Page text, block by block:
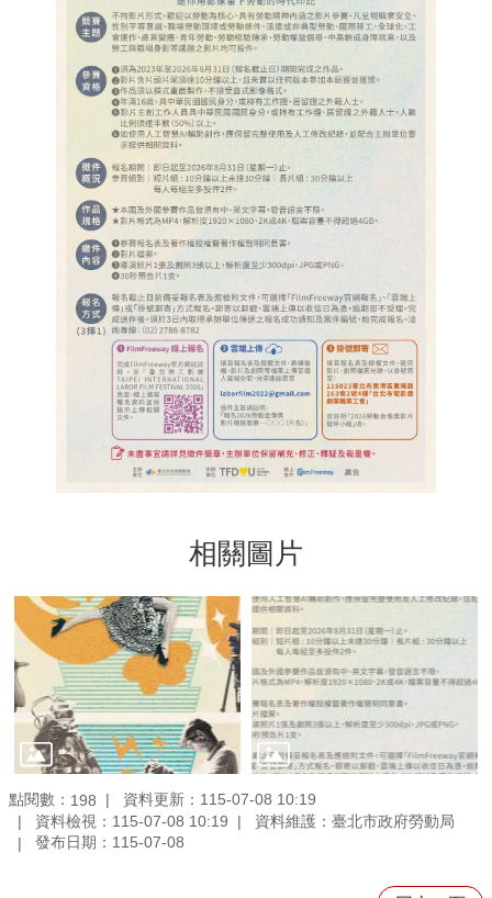
相關圖片
點閱數： 198
資料更新：115-07-08 10:19
資料檢視：115-07-08 10:19
資料維護：臺北市政府勞動局
發布日期：115-07-08